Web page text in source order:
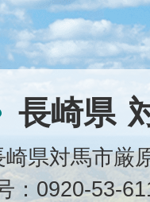
長崎県
県対馬市
：0920-53-